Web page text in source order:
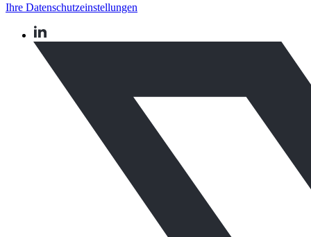
Ihre Datenschutzeinstellungen